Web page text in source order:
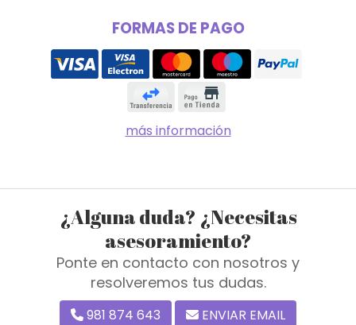
FORMAS DE PAGO
más información
¿Alguna duda? ¿Necesitas
asesoramiento?
Ponte en contacto con nosotros y
resolveremos tus dudas.
981 874 643 ENVIAR EMAIL